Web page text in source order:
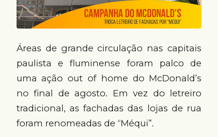
Áreas de grande circulação nas capitais
paulista e fluminense foram palco de
uma ação out of home do McDonald’s
no final de agosto. Em vez do letreiro
tradicional, as fachadas das lojas de rua
foram renomeadas de “Méqui”.